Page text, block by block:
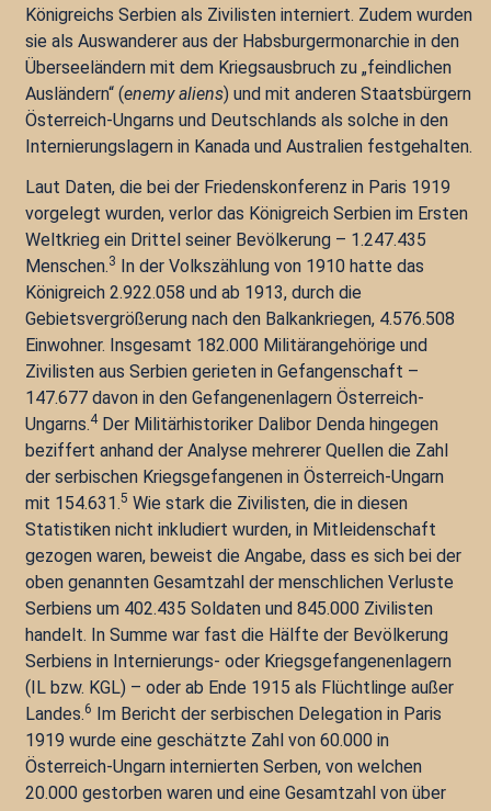
Königreichs Serbien als Zivilisten interniert. Zudem wurden
sie als Auswanderer aus der Habsburgermonarchie in den
Überseeländern mit dem Kriegsausbruch zu „feindlichen
Ausländern“ (enemy aliens) und mit anderen Staatsbürgern
Österreich-Ungarns und Deutschlands als solche in den
Internierungslagern in Kanada und Australien festgehalten.
Laut Daten, die bei der Friedenskonferenz in Paris 1919
vorgelegt wurden, verlor das Königreich Serbien im Ersten
Weltkrieg ein Drittel seiner Bevölkerung – 1.247.435
Menschen.3 In der Volkszählung von 1910 hatte das
Königreich 2.922.058 und ab 1913, durch die
Gebietsvergrößerung nach den Balkankriegen, 4.576.508
Einwohner. Insgesamt 182.000 Militärangehörige und
Zivilisten aus Serbien gerieten in Gefangenschaft –
147.677 davon in den Gefangenenlagern Österreich-
Ungarns.4Der Militärhistoriker Dalibor Denda hingegen
beziffert anhand der Analyse mehrerer Quellen die Zahl
der serbischen Kriegsgefangenen in Österreich-Ungarn
mit 154.631.5 Wie stark die Zivilisten, die in diesen
Statistiken nicht inkludiert wurden, in Mitleidenschaft
gezogen waren, beweist die Angabe, dass es sich bei der
oben genannten Gesamtzahl der menschlichen Verluste
Serbiens um 402.435 Soldaten und 845.000 Zivilisten
handelt. In Summe war fast die Hälfte der Bevölkerung
Serbiens in Internierungs- oder Kriegsgefangenenlagern
(IL bzw. KGL) – oder ab Ende 1915 als Flüchtlinge außer
Landes.6 Im Bericht der serbischen Delegation in Paris
1919 wurde eine geschätzte Zahl von 60.000 in
Österreich-Ungarn internierten Serben, von welchen
20.000 gestorben waren und eine Gesamtzahl von über